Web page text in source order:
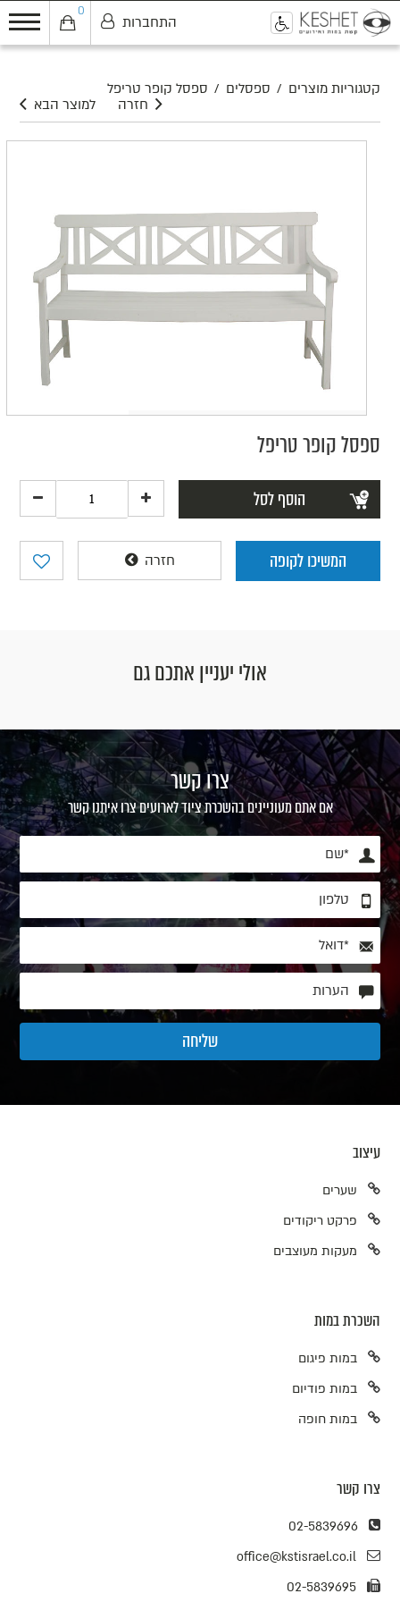
0
התחברות
קטגוריות מוצרים / ספסלים / ספסל קופר טריפל
למוצר הבא
חזרה
ספסל קופר טריפל
הוסף לסל
המשיכו לקופה חזרה
אולי יעניין אתכם גם
צרו קשר
אם אתם מעוניינים בהשכרת ציוד לארועים צרו איתנו קשר
עיצוב
שערים
פרקט ריקודים
מעקות מעוצבים
השכרת במות
במות פיגום
במות פודיום
במות חופה
צרו קשר
02-5839696
office@kstisrael.co.il
02-5839695